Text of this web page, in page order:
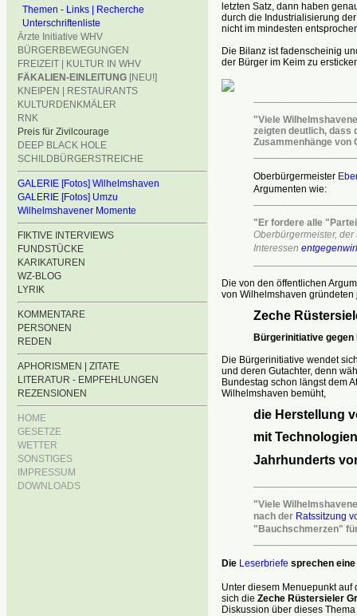
Themen - Links | Recherche
Unterschriftenliste
Ärzte Initiative WHV
BÜRGERBEWEGUNGEN
FREIZEIT | KULTUR IN WHV
FÄKALIEN-EINLEITUNG [NEU!]
KNEIPEN | RESTAURANTS
KULTURDENKMÄLER
RNK
Preis für Zivilcourage
DEEP BLACK HOLE
SCHILDBÜRGERSTREICHE
GALERIE [Fotos] Wilhelmshaven
GALERIE [Fotos] Umzu
Wilhelmshavener Momente
FIKTIVE INTERVIEWS
FUNDSTÜCKE
KARIKATUREN
WZ-BLOG
LYRIK
KOMMENTARE
PERSONEN
REDEN
APHORISMEN | ZITATE
LITERATUR - EMPFEHLUNGEN
REZENSIONEN
HOME
GESETZE
WETTER
SONSTIGES
IMPRESSUM
DOWNLOADS
letzten Satz, dann haben
durch die Industrialisierung
nicht im mindesten
Die Bilanz ist fadenscheinig
der Bürger im Keim zu
"Viele
zeigtendeutlich, dass
Zusammenhänge von
Oberbürgermeister
Argumenten wie:
"Er fordere alle
Oberbürgermeister, der
Interessen
Die von den öffentlichen
von Wilhelmshaven
Zeche
Bürgerinitiative
Die Bürgerinitiative wendet
und deren Gutachter, denn
Bundestag schon längst dem
Wilhelmshaven bemüht,
die Herstellung
mit
Jahrhunderts
"Viele
nachder Ratssitzung
"Bauchschmerzen"
Die Leserbriefe sprechen
Unter diesem Menuepunkt
sich die Zeche Rüstersieler
Diskussion über dieses